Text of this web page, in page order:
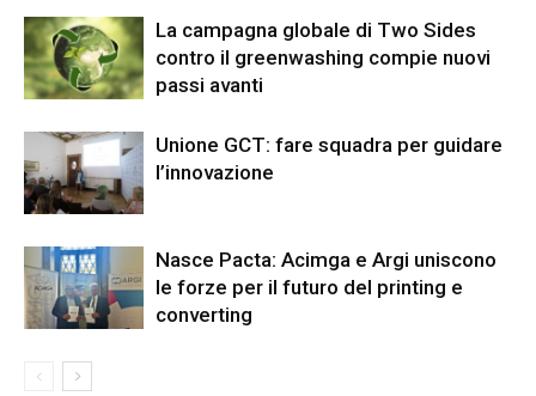
La campagna globale di Two Sides
contro il greenwashing compie nuovi
passi avanti
Unione GCT: fare squadra per guidare
l’innovazione
Nasce Pacta: Acimga e Argi uniscono
le forze per il futuro del printing e
converting